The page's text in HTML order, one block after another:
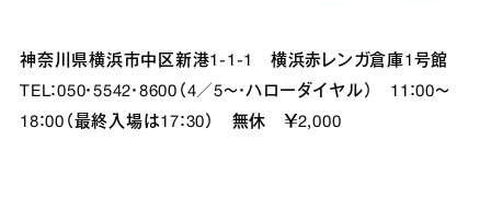
神奈川県横浜市中区新港1‐1‐1 横浜赤レンガ倉庫1号館
TEL：050・5542・8600（4／5～・ハローダイヤル） 11：00～
18：00（最終入場は17：30） 無休 ￥2,000